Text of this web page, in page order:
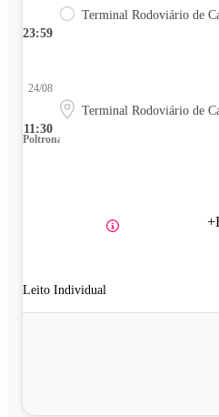
23:59
Terminal Rodoviário de
11:30
24/08
Terminal Rodoviário de
Poltrona
Leito Individual